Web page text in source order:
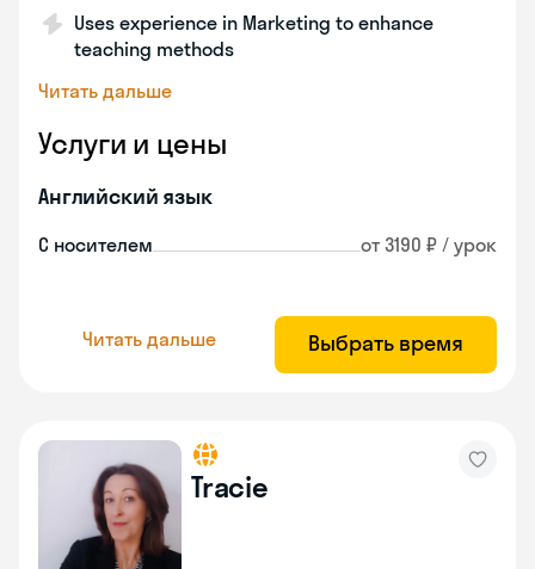
Uses experience in Marketing to enhance
teaching methods
Читать дальше
Услуги и цены
Английский язык
С носителем от 3190 ₽ / урок
Читать дальше Выбрать время
Tracie